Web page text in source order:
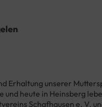
Erhaltung unserer
heute in Heinsberg
Schafhausen e. V.